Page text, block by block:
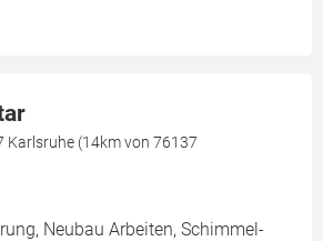
Karlsruhe (14km von 76137
Neubau Arbeiten, Schimmel-